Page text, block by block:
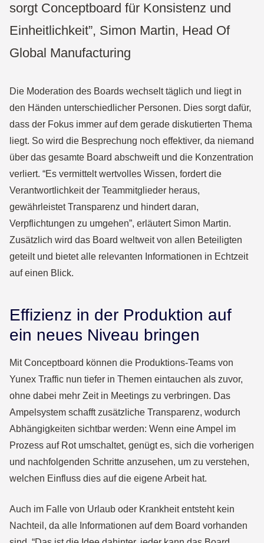
sorgt Conceptboard für Konsistenz und
Einheitlichkeit”, Simon Martin, Head Of
Global Manufacturing
Die Moderation des Boards wechselt täglich und liegt in
den Händen unterschiedlicher Personen. Dies sorgt dafür,
dass der Fokus immer auf dem gerade diskutierten Thema
liegt. So wird die Besprechung noch effektiver, da niemand
über das gesamte Board abschweift und die Konzentration
verliert. “Es vermittelt wertvolles Wissen, fordert die
Verantwortlichkeit der Teammitglieder heraus,
gewährleistet Transparenz und hindert daran,
Verpflichtungen zu umgehen”, erläutert Simon Martin.
Zusätzlich wird das Board weltweit von allen Beteiligten
geteilt und bietet alle relevanten Informationen in Echtzeit
auf einen Blick.
Effizienz in der Produktion auf
ein neues Niveau bringen
Mit Conceptboard können die Produktions-Teams von
Yunex Traffic nun tiefer in Themen eintauchen als zuvor,
ohne dabei mehr Zeit in Meetings zu verbringen. Das
Ampelsystem schafft zusätzliche Transparenz, wodurch
Abhängigkeiten sichtbar werden: Wenn eine Ampel im
Prozess auf Rot umschaltet, genügt es, sich die vorherigen
und nachfolgenden Schritte anzusehen, um zu verstehen,
welchen Einfluss dies auf die eigene Arbeit hat.
Auch im Falle von Urlaub oder Krankheit entsteht kein
Nachteil, da alle Informationen auf dem Board vorhanden